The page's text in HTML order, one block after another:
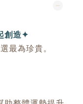
創造✦
最為珍貴。